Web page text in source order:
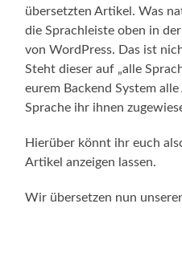
übersetzten Artikel. Was
die Sprachleiste oben in
von WordPress. Das ist
Steht dieser auf „alle
eurem Backend System
Sprache ihr ihnen
Hierüber könnt ihr euch
Artikel anzeigen lassen.
Wir übersetzen nun